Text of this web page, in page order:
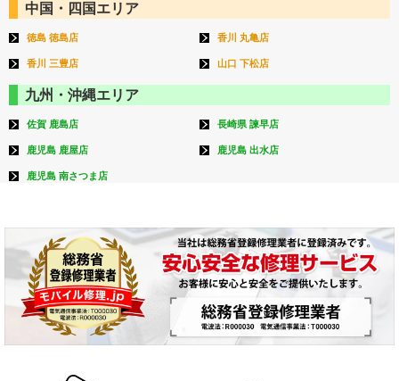
中国・四国エリア
徳島 徳島店 香川 丸亀店
香川 三豊店 山口 下松店
九州・沖縄エリア
佐賀 鹿島店 長崎県 諫早店
鹿児島 鹿屋店 鹿児島 出水店
鹿児島 南さつま店